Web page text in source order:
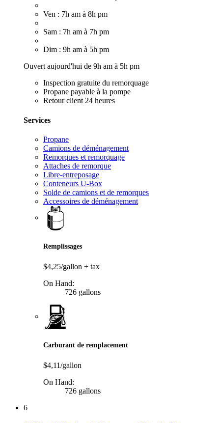
Ven : 7h am à 8h pm
Sam : 7h am à 7h pm
Dim : 9h am à 5h pm
Ouvert aujourd'hui de 9h am à 5h pm
Inspection gratuite du remorquage
Propane payable à la pompe
Retour client 24 heures
Services
Propane
Camions de déménagement
Remorques et remorquage
Attaches de remorque
Libre-entreposage
Conteneurs U-Box
Solde de camions et de remorques
Accessoires de déménagement
Remplissages
$4,25/gallon + tax
On Hand:
726 gallons
Carburant de remplacement
$4,11/gallon
On Hand:
726 gallons
6